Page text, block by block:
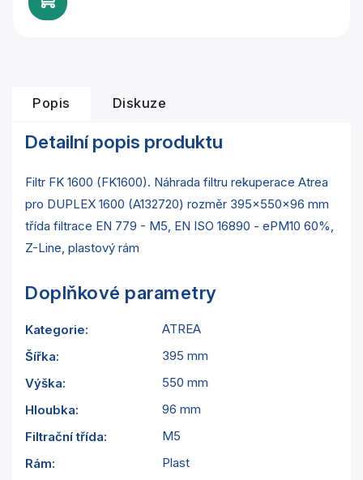
Popis Diskuze
Detailní popis produktu
Filtr FK 1600 (FK1600). Náhrada filtru rekuperace Atrea
pro DUPLEX 1600 (A132720) rozměr 395x550x96 mm
třída filtrace EN 779 - M5, EN ISO 16890 - ePM10 60%,
Z-Line, plastový rám
Doplňkové parametry
Kategorie:
ATREA
Šířka:
395 mm
Výška:
550 mm
Hloubka:
96 mm
Filtrační třída:
M5
Rám:
Plast